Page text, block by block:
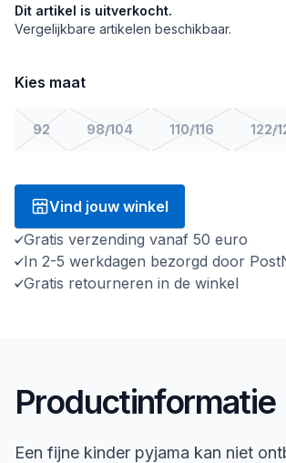
Dit artikel is uitverkocht.
Vergelijkbare artikelen beschikbaar.
Kies maat
92 98/104 110/116 122/
Vind jouw winkel
Gratis verzending vanaf 50 euro
In 2-5 werkdagen bezorgd door
Gratis retourneren in de winkel
Productinformatie
Een fijne kinder pyjama kan niet